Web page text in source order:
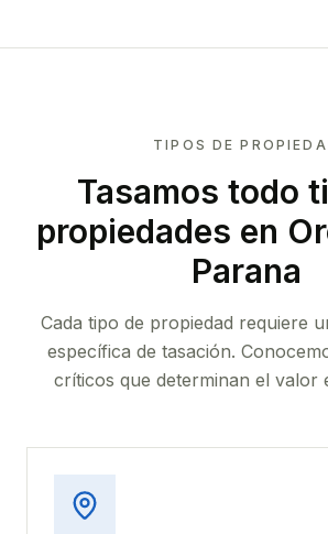
TIPOS DE
Tasamos todo
propiedades en
Parana
Cada tipo de propiedad requiere
específica de tasación.
críticos que determinan el valor